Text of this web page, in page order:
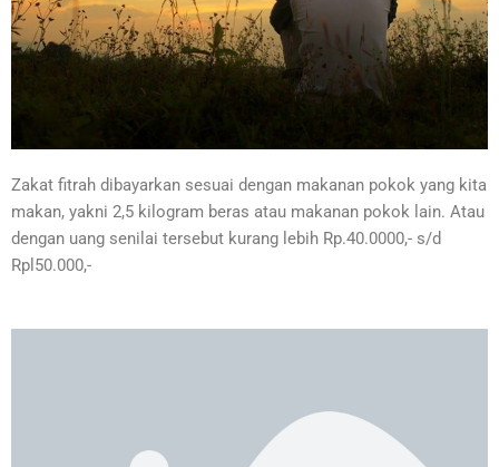
Zakat fitrah dibayarkan sesuai dengan makanan pokok yang kita
makan, yakni 2,5 kilogram beras atau makanan pokok lain. Atau
dengan uang senilai tersebut kurang lebih Rp.40.0000,- s/d
Rpl50.000,-